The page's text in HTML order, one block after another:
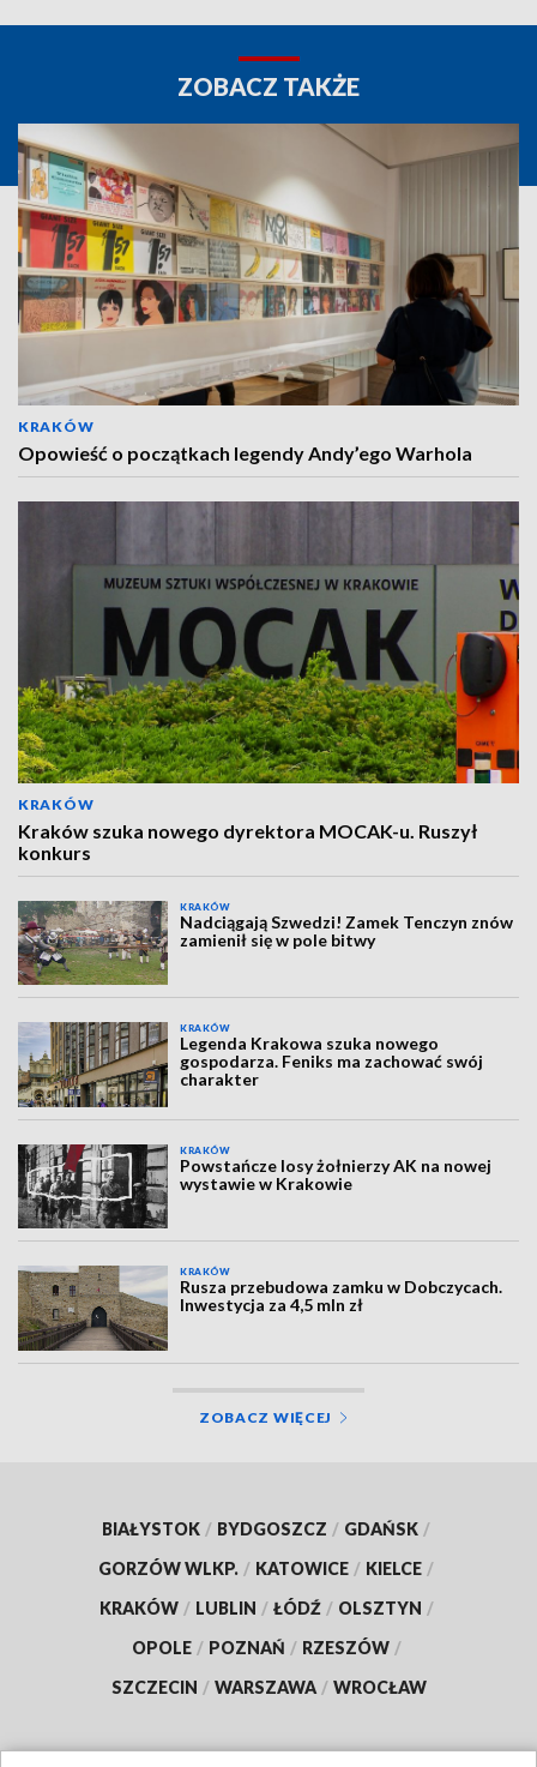
ZOBACZ TAKŻE
KRAKÓW
Opowieść o początkach legendy Andy’ego Warhola
KRAKÓW
Kraków szuka nowego dyrektora MOCAK-u. Ruszył
konkurs
KRAKÓW
Nadciągają Szwedzi! Zamek Tenczyn znów
zamienił się w pole bitwy
KRAKÓW
Legenda Krakowa szuka nowego
gospodarza. Feniks ma zachować swój
charakter
KRAKÓW
Powstańcze losy żołnierzy AK na nowej
wystawie w Krakowie
KRAKÓW
Rusza przebudowa zamku w Dobczycach.
Inwestycja za 4,5 mln zł
ZOBACZ WIĘCEJ
BIAŁYSTOK / BYDGOSZCZ / GDAŃSK /
GORZÓW WLKP. / KATOWICE / KIELCE /
KRAKÓW / LUBLIN / ŁÓDŹ / OLSZTYN /
OPOLE / POZNAŃ / RZESZÓW /
SZCZECIN / WARSZAWA / WROCŁAW